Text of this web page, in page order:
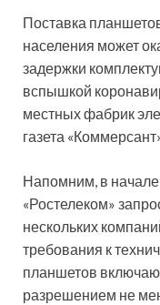
Поставка
населения может
задержки
вспышкой
местных фабрик
газета
Напомним, в начале
«Ростелеком»
нескольких
требования к
планшетов
разрешением не